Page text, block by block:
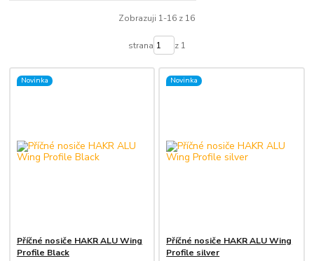
Zobrazuji 1-16 z 16
strana z 1
Novinka
Příčné nosiče HAKR ALU Wing
Profile Black
Novinka
Příčné nosiče HAKR ALU Wing
Profile silver